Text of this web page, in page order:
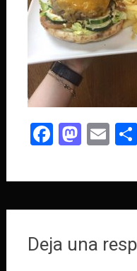
Deja una